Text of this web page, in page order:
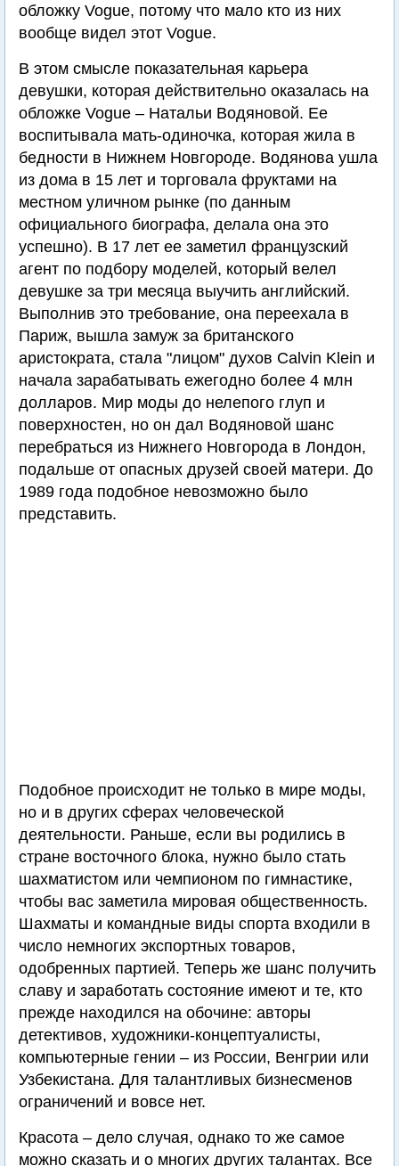
обложку Vogue, потому что мало кто из них
вообще видел этот Vogue.
В этом смысле показательная карьера
девушки, которая действительно оказалась на
обложке Vogue – Натальи Водяновой. Ее
воспитывала мать-одиночка, которая жила в
бедности в Нижнем Новгороде. Водянова ушла
из дома в 15 лет и торговала фруктами на
местном уличном рынке (по данным
официального биографа, делала она это
успешно). В 17 лет ее заметил французский
агент по подбору моделей, который велел
девушке за три месяца выучить английский.
Выполнив это требование, она переехала в
Париж, вышла замуж за британского
аристократа, стала "лицом" духов Calvin Klein и
начала зарабатывать ежегодно более 4 млн
долларов. Мир моды до нелепого глуп и
поверхностен, но он дал Водяновой шанс
перебраться из Нижнего Новгорода в Лондон,
подальше от опасных друзей своей матери. До
1989 года подобное невозможно было
представить.
Подобное происходит не только в мире моды,
но и в других сферах человеческой
деятельности. Раньше, если вы родились в
стране восточного блока, нужно было стать
шахматистом или чемпионом по гимнастике,
чтобы вас заметила мировая общественность.
Шахматы и командные виды спорта входили в
число немногих экспортных товаров,
одобренных партией. Теперь же шанс получить
славу и заработать состояние имеют и те, кто
прежде находился на обочине: авторы
детективов, художники-концептуалисты,
компьютерные гении – из России, Венгрии или
Узбекистана. Для талантливых бизнесменов
ограничений и вовсе нет.
Красота – дело случая, однако то же самое
можно сказать и о многих других талантах. Все